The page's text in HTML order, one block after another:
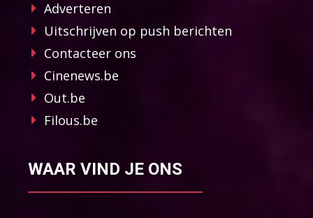
Adverteren
Uitschrijven op push berichten
Contacteer ons
Cinenews.be
Out.be
Filous.be
WAAR VIND JE ONS